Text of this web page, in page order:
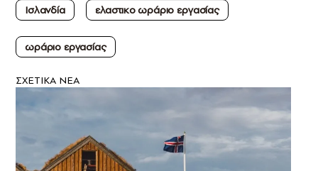
Ισλανδία
ελαστικο ωράριο εργασίας
ωράριο εργασίας
ΣXETIKA NEA